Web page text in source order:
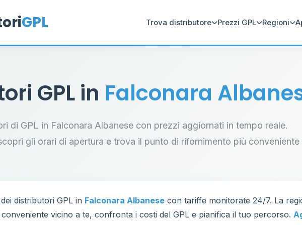
GPL Trova distributore Prezzi GPL Regioni
GPL in Falconara
di GPL in Falconara Albanese con prezzi aggiornati in tempo reale.
gli orari di apertura e trova il punto di rifornimento più conveniente
distributori GPL in Falconara Albanese con tariffe monitorate 24/7. La
vicino a te, confronta i costi del GPL e pianifica il tuo percorso.